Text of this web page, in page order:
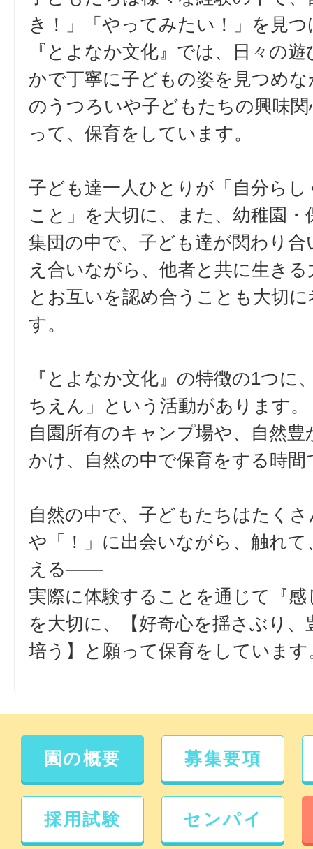
き！」「やってみたい！」を見
『とよなか文化』では、日々の
かで丁寧に子どもの姿を見つめ
のうつろいや子どもたちの興味
って、保育をしています。
子ども達一人ひとりが「自分ら
こと」を大切に、また、幼稚園・
集団の中で、子ども達が関わり合
え合いながら、他者と共に生き
とお互いを認め合うことも大切
す。
『とよなか文化』の特徴の1つに
ちえん」という活動があります。
自園所有のキャンプ場や、自然豊
かけ、自然の中で保育をする時間
自然の中で、子どもたちはたく
や「！」に出会いながら、触れて
える――
実際に体験することを通じて『
を大切に、【好奇心を揺さぶり、
培う】と願って保育をしています
園の概要 募集要項
採用試験 センパイ